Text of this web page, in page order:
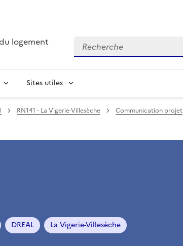
logement Recherche
Sites utiles
RN141 - La Vigerie-Villesèche Communication projet
DREAL La Vigerie-Villesèche